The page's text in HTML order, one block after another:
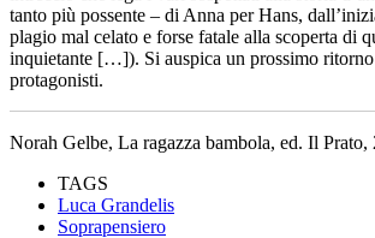
tanto più possente – di Anna per Hans,
plagio mal celato e forse fatale alla scoperta di
inquietante […]). Si auspica un prossimo
protagonisti.
Norah Gelbe, La ragazza bambola, ed. Il Prato,
TAGS
Luca Grandelis
Soprapensiero